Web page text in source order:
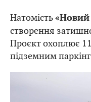
Натомість
створення
Проєкт охоплює
підземним